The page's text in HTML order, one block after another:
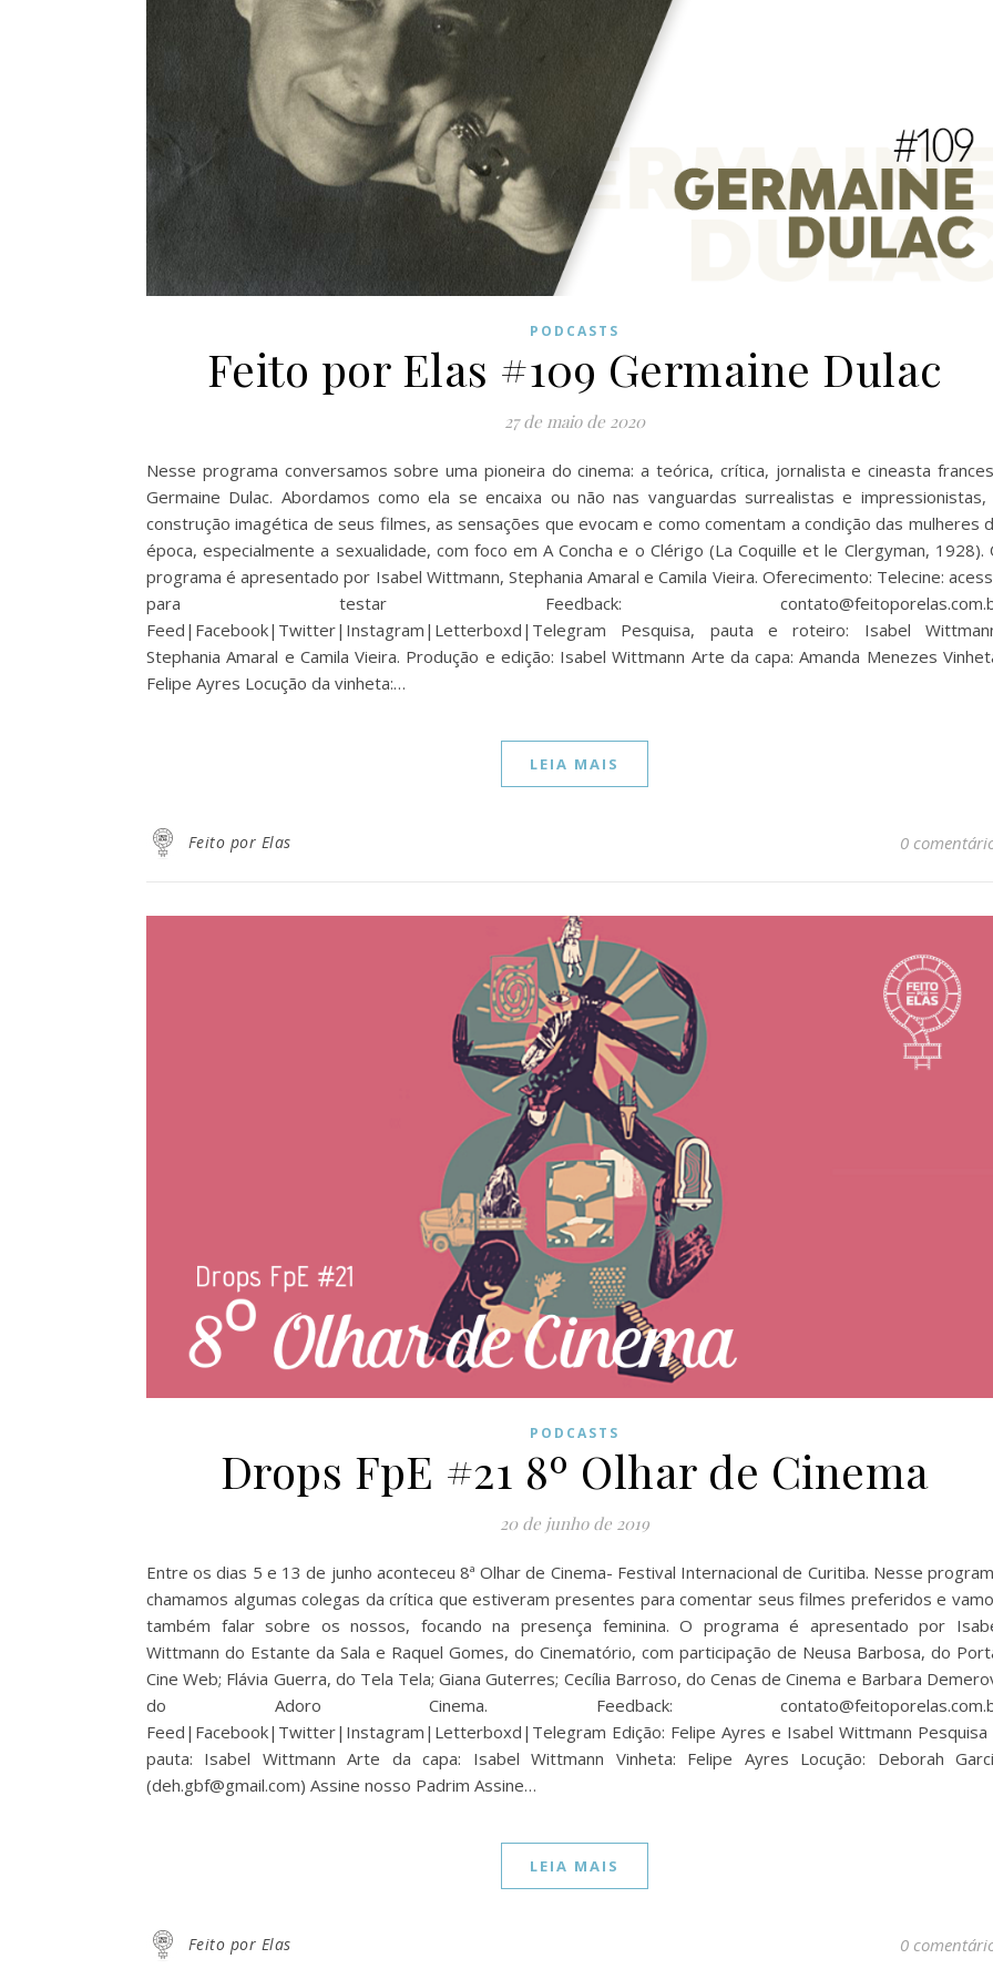
PODCASTS
Feito por Elas #109 Germaine Dulac
27 de maio de 2020
Nesse programa conversamos sobre uma pioneira do cinema: a teórica, crítica, jornalista e cineasta
Germaine Dulac. Abordamos como ela se encaixa ou não nas vanguardas surrealistas e impressionistas,
construção imagética de seus filmes, as sensações que evocam e como comentam a condição das mulheres
época, especialmente a sexualidade, com foco em A Concha e o Clérigo (La Coquille et le Clergyman, 1928).
programa é apresentado por Isabel Wittmann, Stephania Amaral e Camila Vieira. Oferecimento: Telecine:
para testar Feedback:
Feed|Facebook|Twitter|Instagram|Letterboxd|Telegram Pesquisa, pauta e roteiro: Isabel
Stephania Amaral e Camila Vieira. Produção e edição: Isabel Wittmann Arte da capa: Amanda Menezes
Felipe Ayres Locução da vinheta:…
LEIA MAIS
Feito por Elas 0
PODCASTS
Drops FpE #21 8º Olhar de Cinema
20 de junho de 2019
Entre os dias 5 e 13 de junho aconteceu 8ª Olhar de Cinema- Festival Internacional de Curitiba. Nesse
chamamos algumas colegas da crítica que estiveram presentes para comentar seus filmes preferidos e
também falar sobre os nossos, focando na presença feminina. O programa é apresentado por
Wittmann do Estante da Sala e Raquel Gomes, do Cinematório, com participação de Neusa Barbosa, do
Cine Web; Flávia Guerra, do Tela Tela; Giana Guterres; Cecília Barroso, do Cenas de Cinema e Barbara
do Adoro Cinema. Feedback:
Feed|Facebook|Twitter|Instagram|Letterboxd|Telegram Edição: Felipe Ayres e Isabel Wittmann Pesquisa
pauta: Isabel Wittmann Arte da capa: Isabel Wittmann Vinheta: Felipe Ayres Locução: Deborah
(deh.gbf@gmail.com) Assine nosso Padrim Assine…
LEIA MAIS
Feito por Elas 0